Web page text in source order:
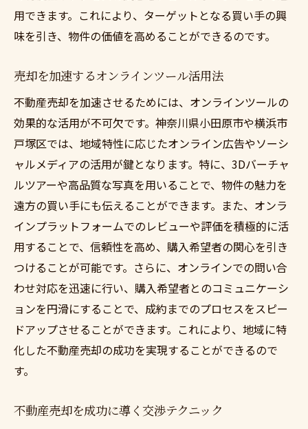
小田原市と戸塚区の不動産売却成功法
小田原市での不動産売却の成功ステップ
戸塚区での不動産売却の秘訣
地域に合わせた不動産売却の進め方
成功事例から学ぶ不動産売却のコツ
売却を成功に導く地域特有の戦略
小田原市と戸塚区の不動産売却事例
用できます。これにより、ターゲットとなる買い手の興
味を引き、物件の価値を高めることができるのです。
売却を加速するオンラインツール活用法
不動産売却を加速させるためには、オンラインツールの
効果的な活用が不可欠です。神奈川県小田原市や横浜市
戸塚区では、地域特性に応じたオンライン広告やソーシ
ャルメディアの活用が鍵となります。特に、3Dバーチャ
ルツアーや高品質な写真を用いることで、物件の魅力を
遠方の買い手にも伝えることができます。また、オンラ
インプラットフォームでのレビューや評価を積極的に活
用することで、信頼性を高め、購入希望者の関心を引き
つけることが可能です。さらに、オンラインでの問い合
わせ対応を迅速に行い、購入希望者とのコミュニケーシ
ョンを円滑にすることで、成約までのプロセスをスピー
ドアップさせることができます。これにより、地域に特
化した不動産売却の成功を実現することができるので
す。
不動産売却を成功に導く交渉テクニック